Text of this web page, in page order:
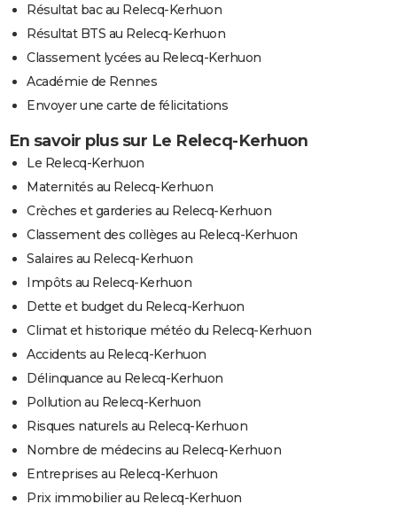
Résultat bac au Relecq-Kerhuon
Résultat BTS au Relecq-Kerhuon
Classement lycées au Relecq-Kerhuon
Académie de Rennes
Envoyer une carte de félicitations
En savoir plus sur Le Relecq-Kerhuon
Le Relecq-Kerhuon
Maternités au Relecq-Kerhuon
Crèches et garderies au Relecq-Kerhuon
Classement des collèges au Relecq-Kerhuon
Salaires au Relecq-Kerhuon
Impôts au Relecq-Kerhuon
Dette et budget du Relecq-Kerhuon
Climat et historique météo du Relecq-Kerhuon
Accidents au Relecq-Kerhuon
Délinquance au Relecq-Kerhuon
Pollution au Relecq-Kerhuon
Risques naturels au Relecq-Kerhuon
Nombre de médecins au Relecq-Kerhuon
Entreprises au Relecq-Kerhuon
Prix immobilier au Relecq-Kerhuon